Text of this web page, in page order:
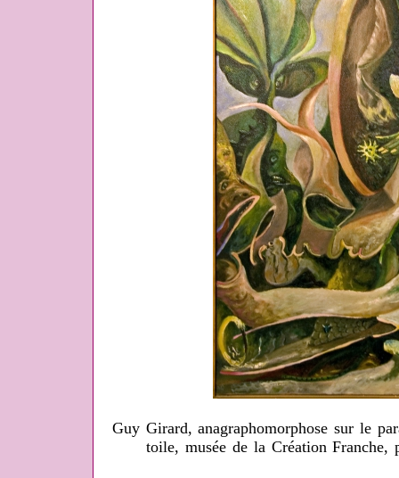
Guy Girard, anagraphomorphose sur le
toile, musée de la Création